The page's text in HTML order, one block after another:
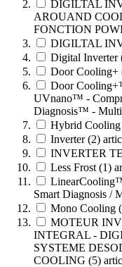
DIGILTAL
AROUAND
FONCTION
DIGILTAL
Digital Inverter
Door Cooling+
Door
UVnano™ -
Diagnosis™ -
Hybrid Cooling
Inverter (2)
INVERTER
Less Frost (1)
Smart Diagnosis /
Mono Cooling
MOTEUR
INTEGRAL -
SYSTEME
COOLING (5)